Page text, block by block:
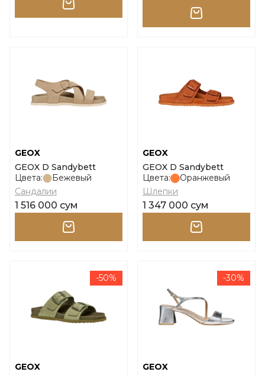
GEOX
GEOX D Sandybett
Цвета:
Бежевый
Сандалии
1 516 000 сум
GEOX
GEOX D Sandybett
Цвета:
Оранжевый
Шлепки
1 347 000 сум
-50%
GEOX
-30%
GEOX